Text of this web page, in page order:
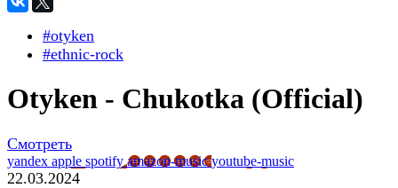
#otyken
#ethnic-rock
Otyken - Chukotka (Official)
Смотреть
yandex apple spotifyamazon-musicyoutube-music
22.03.2024